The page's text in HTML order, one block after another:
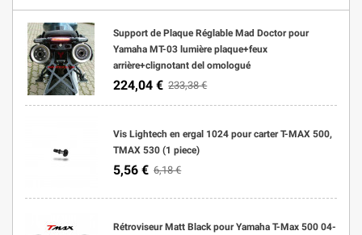
Support de Plaque Réglable Mad Doctor pour
Yamaha MT-03 lumière plaque+feux
arrière+clignotant del omologué
224,04 € 233,38 €
Vis Lightech en ergal 1024 pour carter T-MAX 500,
TMAX 530 (1 piece)
5,56 € 6,18 €
Rétroviseur Matt Black pour Yamaha T-Max 500 04-
nous contacter si vous avez besoin d'aide pour choisir le bon produit pour
vous.